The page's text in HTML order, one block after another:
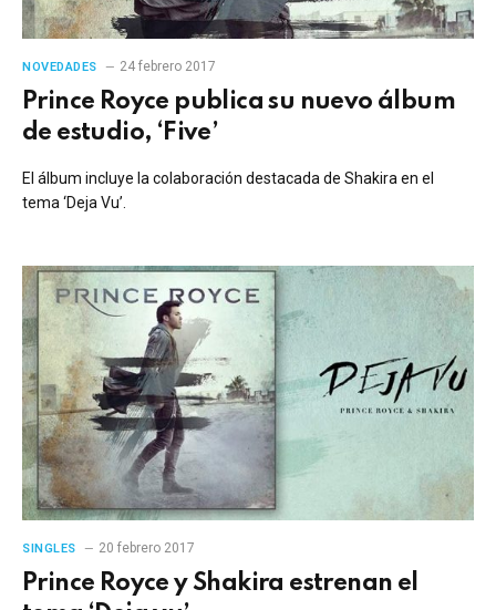
NOVEDADES 24 febrero 2017
Prince Royce publica su nuevo álbum
de estudio, ‘Five’
El álbum incluye la colaboración destacada de Shakira en el
tema ‘Deja Vu’.
SINGLES 20 febrero 2017
Prince Royce y Shakira estrenan el